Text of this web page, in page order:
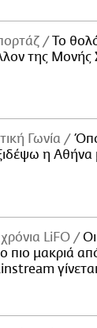
Το
της Μονής
Γωνία
η Αθήνα
LiFO
Οι
πιο μακριά
γίνεται